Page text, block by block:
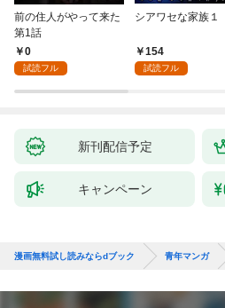
前の住人がやって来た
第1話
0
試読フル
シアワセな家族１
154
試読フル
新刊配信予定
キャンペーン
漫画無料試し読みならdブック 青年マンガ